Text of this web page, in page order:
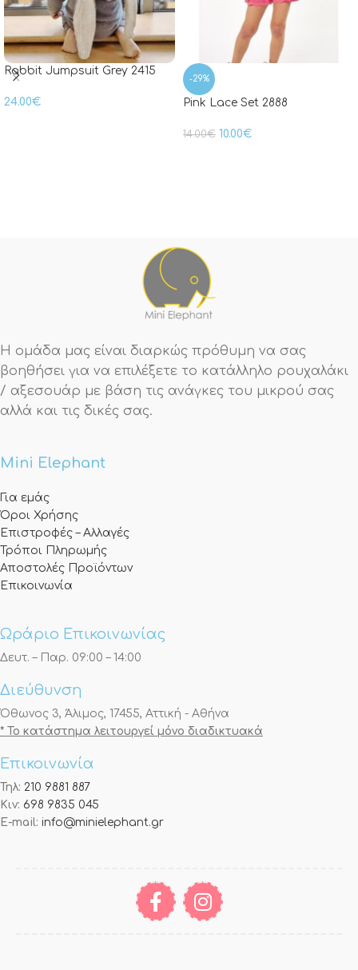
Rabbit Jumpsuit Grey 2415
24.00€
-29%
Pink Lace Set 2888
14.00€ 10.00€
Η ομάδα μας είναι διαρκώς πρόθυμη να σας
βοηθήσει για να επιλέξετε το κατάλληλο ρουχαλάκι
/ αξεσουάρ με βάση τις ανάγκες του μικρού σας
αλλά και τις δικές σας.
Mini Elephant
Για εμάς
Όροι Χρήσης
Επιστροφές – Αλλαγές
Τρόποι Πληρωμής
Αποστολές Προϊόντων
Επικοινωνία
Ωράριο Επικοινωνίας
Δευτ. – Παρ. 09:00 – 14:00
Διεύθυνση
Όθωνος 3, Άλιμος, 17455, Αττική - Αθήνα
* Το κατάστημα λειτουργεί μόνο διαδικτυακά
Επικοινωνία
Τηλ: 210 9881 887
Κιν: 698 9835 045
E-mail: info@minielephant.gr